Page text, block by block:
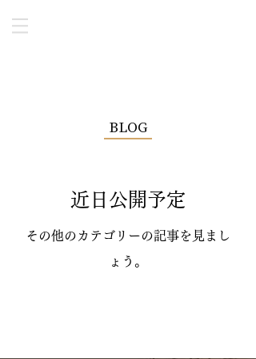
BLOG
近日公開予定
その他のカテゴリーの記事を見まし
ょう。